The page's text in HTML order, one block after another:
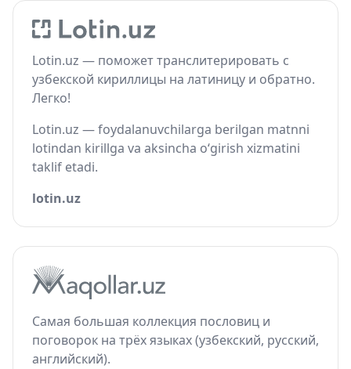
Lotin.uz — поможет транслитерировать с
узбекской кириллицы на латиницу и обратно.
Легко!
Lotin.uz — foydalanuvchilarga berilgan matnni
lotindan kirillga va aksincha o‘girish xizmatini
taklif etadi.
lotin.uz
Самая большая коллекция пословиц и
поговорок на трёх языках (узбекский, русский,
английский).